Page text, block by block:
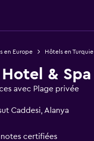
en Europe Hôtels en Turquie
& Spa
avec Plage privée
Caddesi, Alanya
notes certifiées